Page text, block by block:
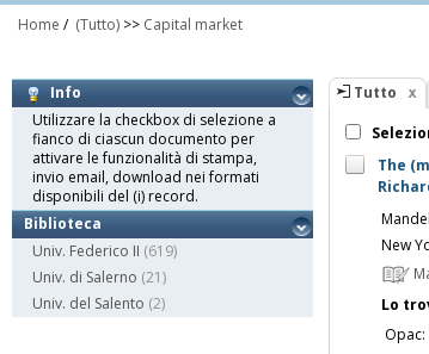
Home / (Tutto) >> Capital market
Info
Utilizzare la checkbox di selezione a
fianco di ciascun documento per
attivare le funzionalità di stampa,
invio email, download nei formati
disponibili del (i) record.
Biblioteca
Univ. Federico II (619)
Univ. di Salerno (21)
Univ. del Salento (2)
Tutto
The
New
Lo
Opac: